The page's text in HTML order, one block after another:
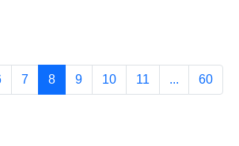
7 8 9 10 11 ... 60